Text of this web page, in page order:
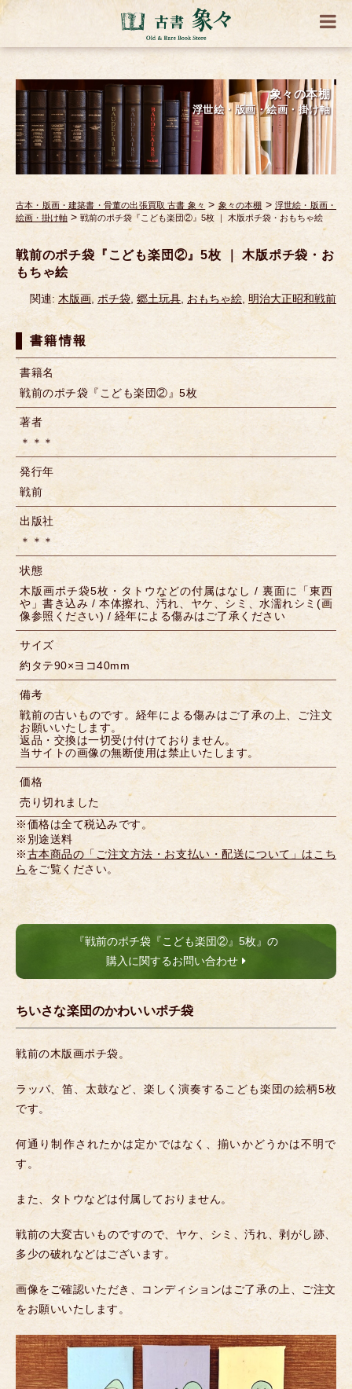
象々の本棚
浮世絵・版画・絵画・掛け軸
古本・版画・建築書・骨董の出張買取 古書 象々 > 象々の本棚 > 浮世絵・版画・
絵画・掛け軸 > 戦前のポチ袋『こども楽団②』5枚 ｜ 木版ポチ袋・おもちゃ絵
戦前のポチ袋『こども楽団②』5枚 ｜ 木版ポチ袋・お
もちゃ絵
関連: 木版画, ポチ袋, 郷土玩具, おもちゃ絵, 明治大正昭和戦前
書籍情報
書籍名
戦前のポチ袋『こども楽団②』5枚
著者
＊＊＊
発行年
戦前
出版社
＊＊＊
状態
木版画ポチ袋5枚・タトウなどの付属はなし / 裏面に「東西
や」書き込み / 本体擦れ、汚れ、ヤケ、シミ、水濡れシミ(画
像参照ください) / 経年による傷みはご了承ください
サイズ
約タテ90×ヨコ40mm
備考
戦前の古いものです。経年による傷みはご了承の上、ご注文
お願いいたします。
返品・交換は一切受け付けておりません。
当サイトの画像の無断使用は禁止いたします。
価格
売り切れました
※価格は全て税込みです。
※別途送料
※古本商品の「ご注文方法・お支払い・配送について」はこち
ら をご覧ください。
『戦前のポチ袋『こども楽団②』5枚』の
購入に関するお問い合わせ
ちいさな楽団のかわいいポチ袋
戦前の木版画ポチ袋。
ラッパ、笛、太鼓など、楽しく演奏するこども楽団の絵柄5枚
です。
何通り制作されたかは定かではなく、揃いかどうかは不明で
す。
また、タトウなどは付属しておりません。
戦前の大変古いものですので、ヤケ、シミ、汚れ、剥がし跡、
多少の破れなどはございます。
画像をご確認いただき、コンディションはご了承の上、ご注文
をお願いいたします。